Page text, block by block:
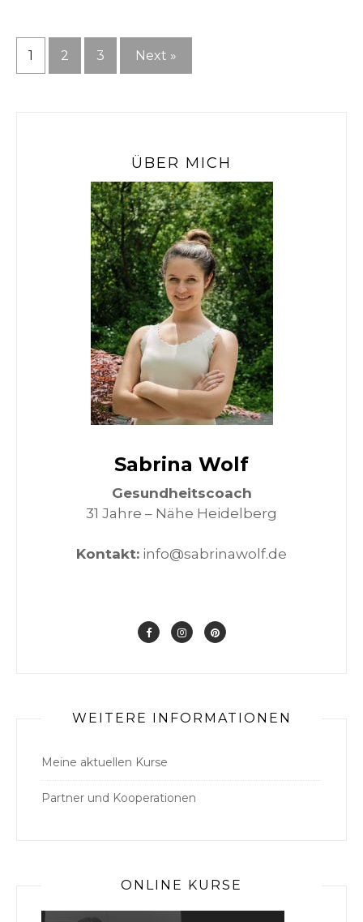
Beitragsnavigation
1 2 3 Next »
ÜBER MICH
Sabrina Wolf
Gesundheitscoach
31 Jahre – Nähe Heidelberg
Kontakt: info@sabrinawolf.de
WEITERE INFORMATIONEN
Meine aktuellen Kurse
Partner und Kooperationen
ONLINE KURSE